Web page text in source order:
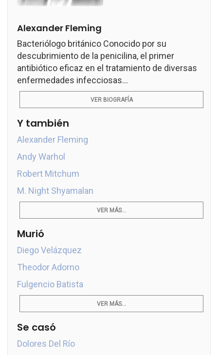
Alexander Fleming
Bacteriólogo británico Conocido por su
descubrimiento de la penicilina, el primer
antibiótico eficaz en el tratamiento de diversas
enfermedades infecciosas...
VER BIOGRAFÍA
Y también
Alexander Fleming
Andy Warhol
Robert Mitchum
M. Night Shyamalan
VER MÁS...
Murió
Diego Velázquez
Theodor Adorno
Fulgencio Batista
VER MÁS...
Se casó
Dolores Del Río